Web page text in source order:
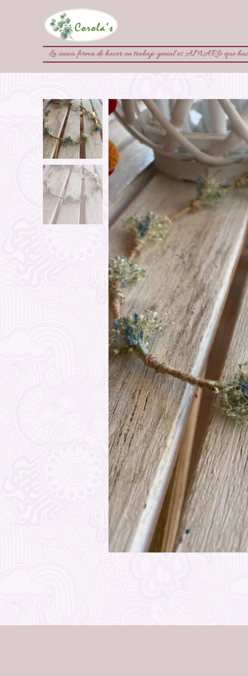
La única forma de hacer un trabajo genial es AMAR lo que